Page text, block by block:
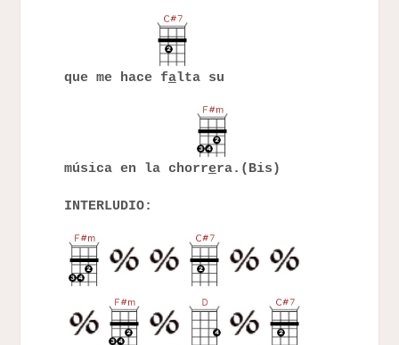
que me hace falta su
música en la chorrera.(Bis)
INTERLUDIO: